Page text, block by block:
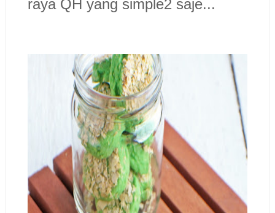
raya QH yang simple2 saje...